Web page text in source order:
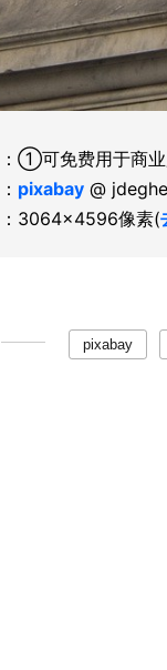
①可免费用于商
pixabay@
3064×4596像素(
pixabay